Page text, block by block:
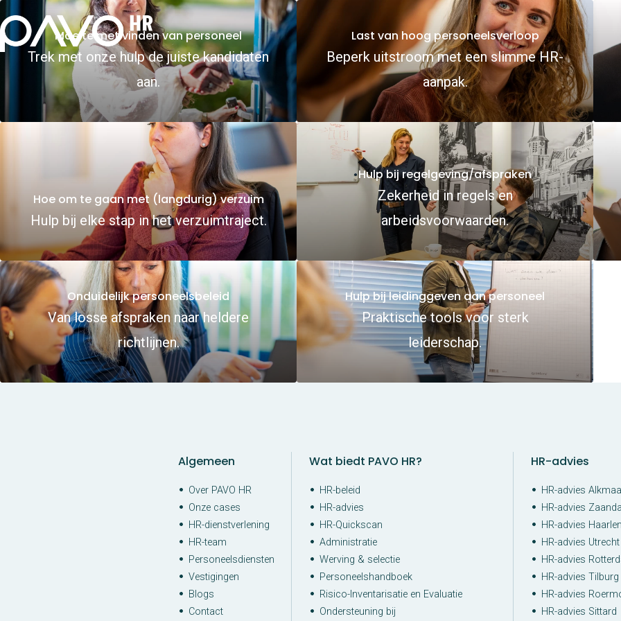
Moeite met vinden van personeel
Trek met onze hulp de juiste kandidaten
aan.
Last van hoog personeelsverloop
Beperk uitstroom met een slimme HR-
aanpak.
Hoe om te gaan met (langdurig) verzuim
Hulp bij elke stap in het verzuimtraject.
Hulp bij regelgeving/afspraken
Zekerheid in regels en
arbeidsvoorwaarden.
Onduidelijk personeelsbeleid
Van losse afspraken naar heldere
richtlijnen.
Hulp bij leidinggeven aan personeel
Praktische tools voor sterk
leiderschap.
Algemeen
Over PAVO HR
Onze cases
HR-dienstverlening
HR-team
Personeelsdiensten
Vestigingen
Blogs
Contact
Wat biedt PAVO HR?
HR-beleid
HR-advies
HR-Quickscan
Administratie
Werving & selectie
Personeelshandboek
Risico-Inventarisatie en Evaluatie
Ondersteuning bij
HR-advies
HR-advies
HR-advies
HR-advies
HR-advies Utrecht
HR-advies
HR-advies Tilburg
HR-advies
HR-advies Sittard